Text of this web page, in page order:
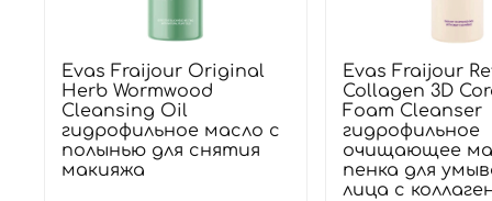
Evas Fraijour Original
Herb Wormwood
Cleansing Oil
гидрофильное масло с
полынью для снятия
макияжа
Evas Fraijour
Collagen 3D
Foam Cleanser
гидрофильное
очищающее
пенка для
лица с